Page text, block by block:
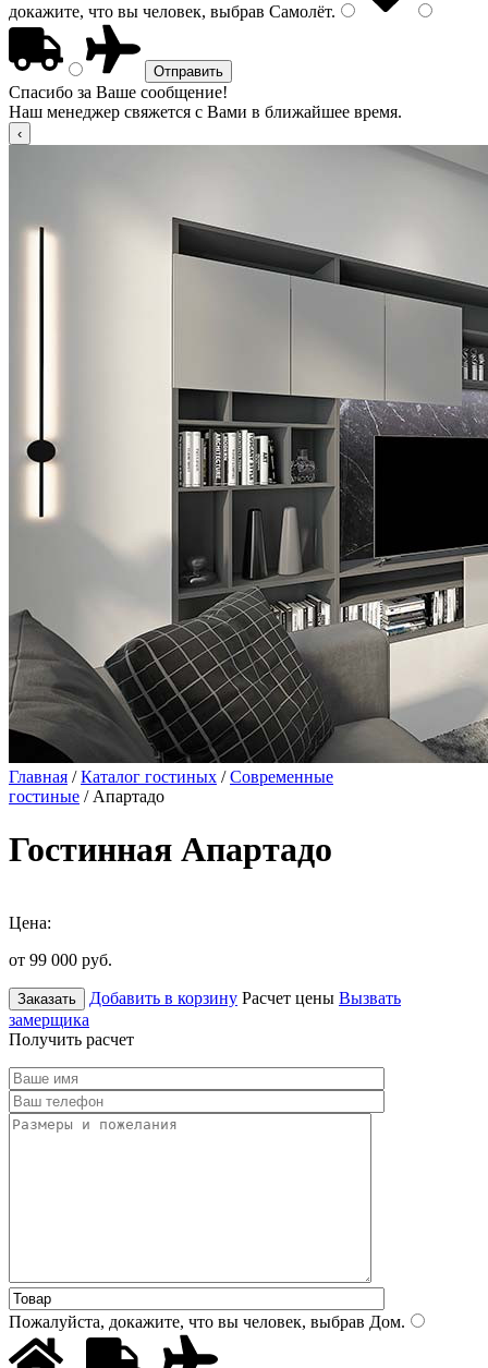
докажите, что вы человек, выбрав Самолёт.
Спасибо за Ваше сообщение!
Наш менеджер свяжется с Вами в ближайшее время.
Главная /Каталог гостиных /Современные
гостиные / Апартадо
Гостинная Апартадо
Цена:
от 99 000 руб.
Заказать Добавить в корзину Расчет цены Вызвать
замерщика
Получить расчет
Пожалуйста, докажите, что вы человек, выбрав Дом.